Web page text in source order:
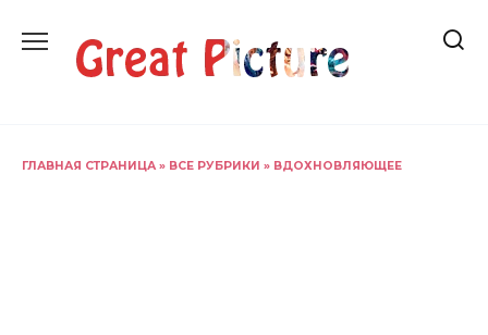
содержанию
ГЛАВНАЯ СТРАНИЦА » ВСЕ РУБРИКИ » ВДОХНОВЛЯЮЩЕЕ